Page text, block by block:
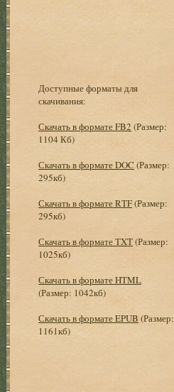
Доступные форматы для
скачивания:
Скачать в формате FB2 (Размер:
1104 Кб)
Скачать в формате DOC (Размер:
295кб)
Скачать в формате RTF(Размер:
295кб)
Скачать в формате TXT(Размер:
1025кб)
Скачать в формате HTML
(Размер: 1042кб)
Скачать в формате EPUB (Размер:
1161кб)